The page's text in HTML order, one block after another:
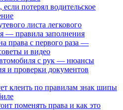
если потерял водительское
листа легкового
— правила заполнения
права с первого раза —
и видео
с рук — нюансы
и проверки документов
клеить по правилам знак шипы
поменять права и как это